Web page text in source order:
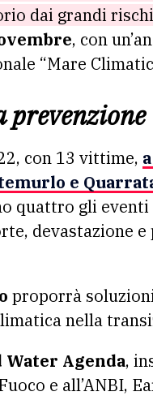
dai grandi
, con
“Mare
con 13 vittime,
e
quattro gli
devastazione
proporrà
nella
Water Agenda,
e all’ANBI,